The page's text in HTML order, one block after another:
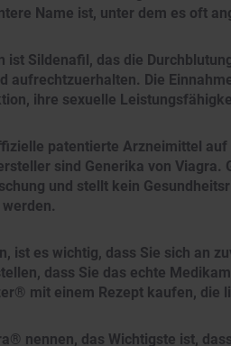
Name ist, unter dem es oft
Sildenafil, das die
aufrechtzuerhalten. Die
ihre sexuelle
patentierte Arzneimittel
sind Generika von
und stellt kein
ist es wichtig, dass Sie sich an
dass Sie das echte
mit einem Rezept kaufen, die
nennen, das Wichtigste ist,